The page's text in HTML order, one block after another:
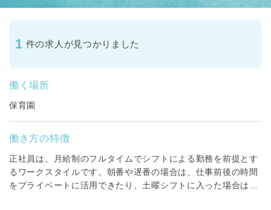
1 件の求人が見つかりました
働く場所
保育園
働き方の特徴
正社員は、月給制のフルタイムでシフトによる勤務を前提とす
るワークスタイルです。朝番や遅番の場合は、仕事前後の時間
をプライベートに活用できたり、土曜シフトに入った場合は平